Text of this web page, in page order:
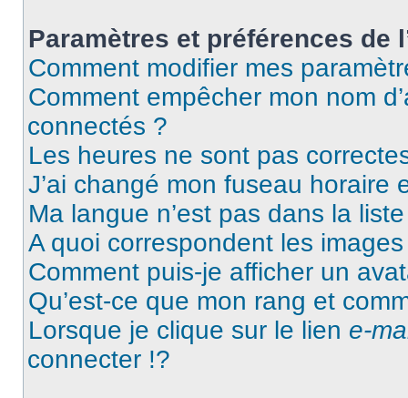
Paramètres et préférences de
Comment modifier mes
Comment empêcher mon nom
connectés ?
Les heures ne sont pas
J’ai changé mon fuseau horaire
Ma langue n’est pas dans la
A quoi correspondent les
Comment puis-je afficher un
Qu’est-ce que mon rang et
Lorsque je clique sur le lien e-
connecter !?